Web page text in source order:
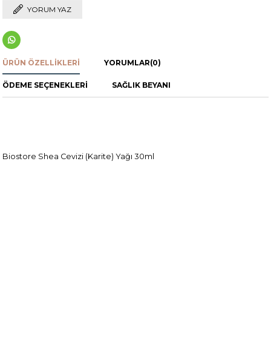
YORUM YAZ
ÜRÜN ÖZELLIKLERI YORUMLAR(0)
ÖDEME SEÇENEKLERI SAĞLIK BEYANI
Biostore Shea Cevizi (Karite) Yağı 30ml